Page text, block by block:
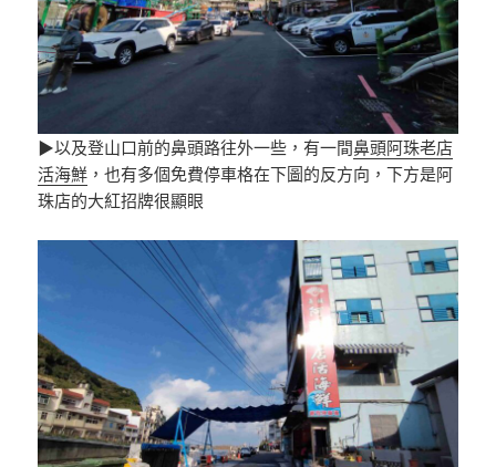
▶以及登山口前的鼻頭路往外一些，有一間鼻頭阿珠老店
活海鮮 ，也有多個免費停車格在下圖的反方向，下方是阿
珠店的大紅招牌很顯眼